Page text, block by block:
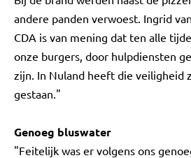
andere panden verwoest. Ingrid
CDA is van mening dat ten alle
onze burgers, door hulpdiensten
zijn. In Nuland heeft die veiligheid
gestaan."
Genoeg bluswater
"Feitelijk was er volgens ons